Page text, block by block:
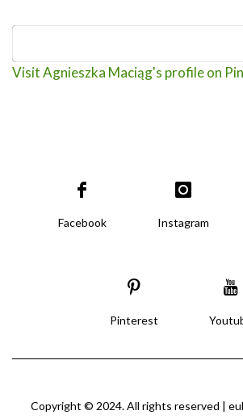
Visit Agnieszka Maciąg's profile on
Facebook Instagram
Pinterest
Copyright © 2024. All rights reserved |